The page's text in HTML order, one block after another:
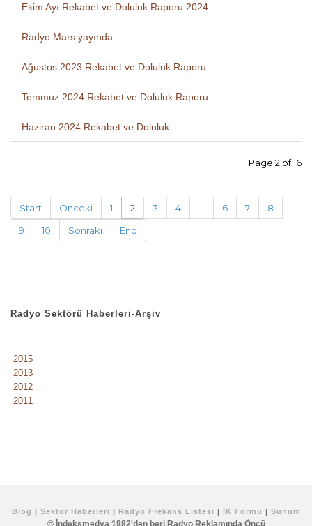
Ekim Ayı Rekabet ve Doluluk Raporu 2024
Radyo Mars yayında
Ağustos 2023 Rekabet ve Doluluk Raporu
Temmuz 2024 Rekabet ve Doluluk Raporu
Haziran 2024 Rekabet ve Doluluk
Page 2 of 16
Start Önceki 1 2 3 4 ... 6 7
8
9
10 Sonraki End
Radyo Sektörü Haberleri-Arşiv
2015
2013
2012
2011
Blog Sektör Haberleri Radyo Frekans Listesi İK Formu Sunum